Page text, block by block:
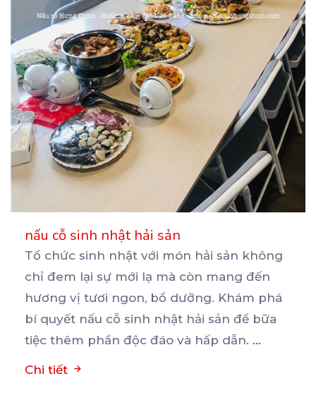
nấu cỗ sinh nhật hải sản
Tổ chức sinh nhật với món hải sản không
chỉ đem lại sự mới lạ mà còn mang đến
hương vị tươi ngon, bổ dưỡng. Khám phá
bí quyết nấu cỗ sinh nhật hải sản để bữa
tiệc thêm phần độc đáo và hấp dẫn. ...
Chi tiết